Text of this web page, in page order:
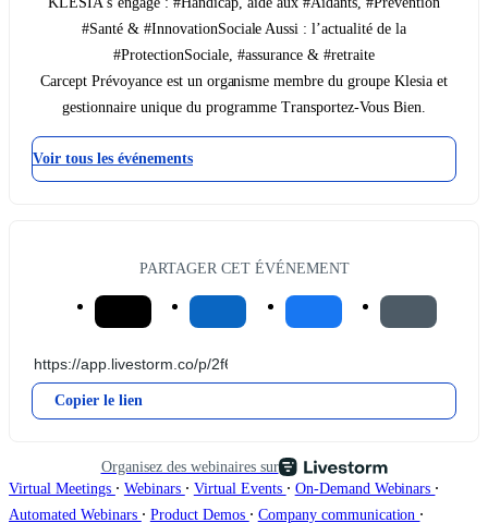
#Santé & #InnovationSociale Aussi : l’actualité de la
#ProtectionSociale, #assurance & #retraite
Carcept Prévoyance est un organisme membre du groupe Klesia et
gestionnaire unique du programme Transportez-Vous Bien.
Voir tous les événements
PARTAGER CET ÉVÉNEMENT
Copier le lien
Organisez des webinaires sur
Virtual Meetings ∙ Webinars ∙ Virtual Events ∙ On-Demand Webinars ∙
Automated Webinars ∙ Product Demos ∙ Company communication ∙